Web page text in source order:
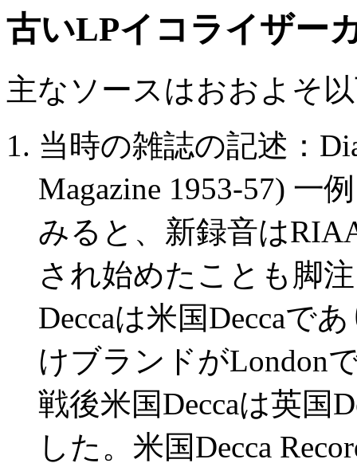
古いLPイコライザー
主なソースはおおよそ
当時の雑誌の記述：
Magazine 1953-57) 一
みると、新録音は
され始めたことも脚
Deccaは米国Deccaで
けブランドがLondon
戦後米国Deccaは英国
した。米国Decca